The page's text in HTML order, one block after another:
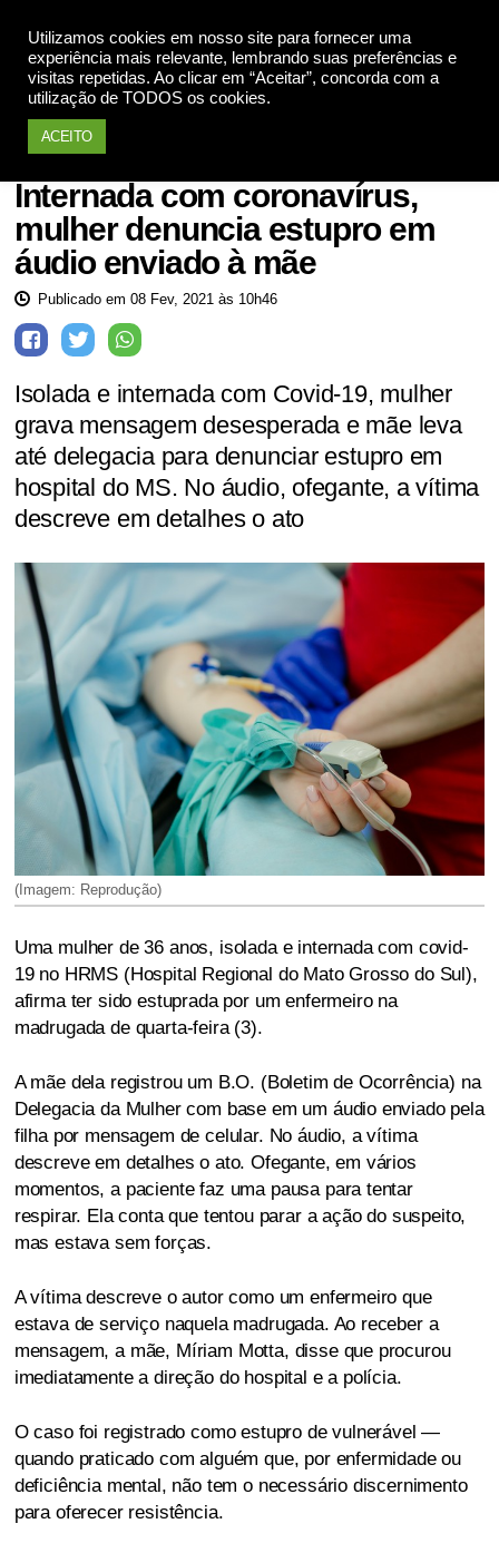
Utilizamos cookies em nosso site para fornecer uma
experiência mais relevante, lembrando suas preferências e
visitas repetidas. Ao clicar em “Aceitar”, concorda com a
utilização de TODOS os cookies.
ACEITO
Mulheres violadas
Internada com coronavírus,
mulher denuncia estupro em
áudio enviado à mãe
Publicado em 08 Fev, 2021 às 10h46
Isolada e internada com Covid-19, mulher
grava mensagem desesperada e mãe leva
até delegacia para denunciar estupro em
hospital do MS. No áudio, ofegante, a vítima
descreve em detalhes o ato
(Imagem: Reprodução)
Uma mulher de 36 anos, isolada e internada com covid-
19 no HRMS (Hospital Regional do Mato Grosso do Sul),
afirma ter sido estuprada por um enfermeiro na
madrugada de quarta-feira (3).
A mãe dela registrou um B.O. (Boletim de Ocorrência) na
Delegacia da Mulher com base em um áudio enviado pela
filha por mensagem de celular. No áudio, a vítima
descreve em detalhes o ato. Ofegante, em vários
momentos, a paciente faz uma pausa para tentar
respirar. Ela conta que tentou parar a ação do suspeito,
mas estava sem forças.
A vítima descreve o autor como um enfermeiro que
estava de serviço naquela madrugada. Ao receber a
mensagem, a mãe, Míriam Motta, disse que procurou
imediatamente a direção do hospital e a polícia.
O caso foi registrado como estupro de vulnerável —
quando praticado com alguém que, por enfermidade ou
deficiência mental, não tem o necessário discernimento
para oferecer resistência.